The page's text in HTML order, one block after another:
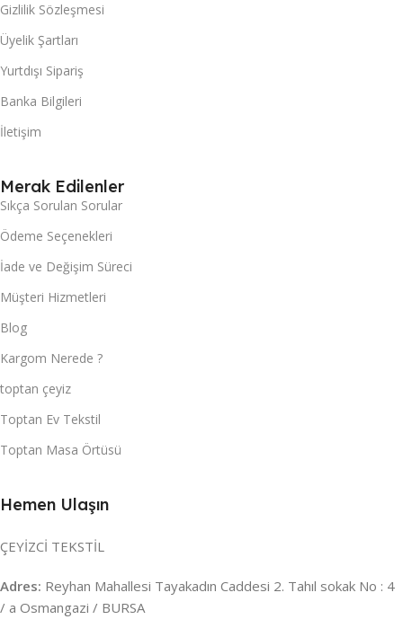
Gizlilik Sözleşmesi
Üyelik Şartları
Yurtdışı Sipariş
Banka Bilgileri
İletişim
Merak Edilenler
Sıkça Sorulan Sorular
Ödeme Seçenekleri
İade ve Değişim Süreci
Müşteri Hizmetleri
Blog
Kargom Nerede ?
toptan çeyiz
Toptan Ev Tekstil
Toptan Masa Örtüsü
Hemen Ulaşın
ÇEYİZCİ TEKSTİL
Adres: Reyhan Mahallesi Tayakadın Caddesi 2. Tahıl sokak No : 4
/ a Osmangazi / BURSA